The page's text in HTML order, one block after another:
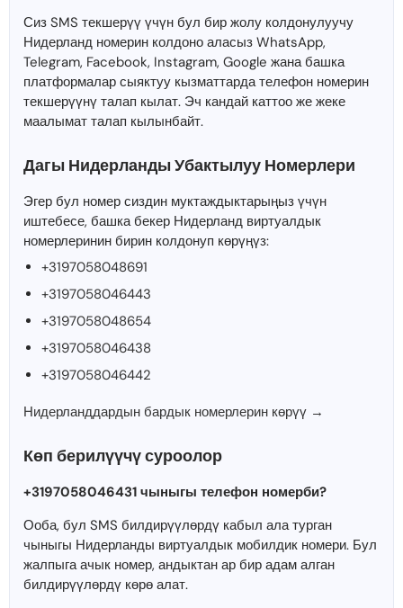
Сиз SMS текшерүү үчүн бул бир жолу колдонулуучу
Нидерланд номерин колдоно аласыз WhatsApp,
Telegram, Facebook, Instagram, Google жана башка
платформалар сыяктуу кызматтарда телефон номерин
текшерүүнү талап кылат. Эч кандай каттоо же жеке
маалымат талап кылынбайт.
Дагы Нидерланды Убактылуу Номерлери
Эгер бул номер сиздин муктаждыктарыңыз үчүн
иштебесе, башка бекер Нидерланд виртуалдык
номерлеринин бирин колдонуп көрүңүз:
+3197058048691
+3197058046443
+3197058048654
+3197058046438
+3197058046442
Нидерланддардын бардык номерлерин көрүү →
Көп берилүүчү суроолор
+3197058046431 чыныгы телефон номерби?
Ооба, бул SMS билдирүүлөрдү кабыл ала турган
чыныгы Нидерланды виртуалдык мобилдик номери. Бул
жалпыга ачык номер, андыктан ар бир адам алган
билдирүүлөрдү көрө алат.